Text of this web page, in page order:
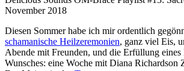
November 2018
Diesen Sommer habe ich mir ordentlich
schamanische Heilzeremonien, ganz viel Eis,
Abende mit Freunden, und die Erfüllung eines
Wunsches: eine Woche mit Diana Richardson